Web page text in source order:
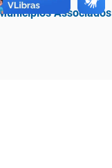
Associados